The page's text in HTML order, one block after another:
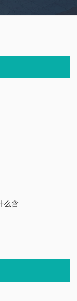
么含